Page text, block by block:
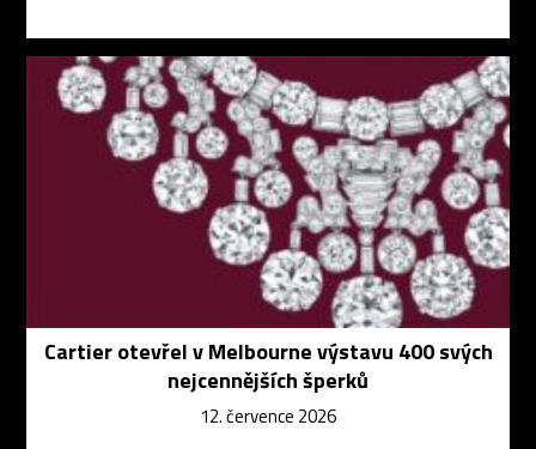
Cartier otevřel v Melbourne výstavu 400 svých
nejcennějších šperků
12. července 2026